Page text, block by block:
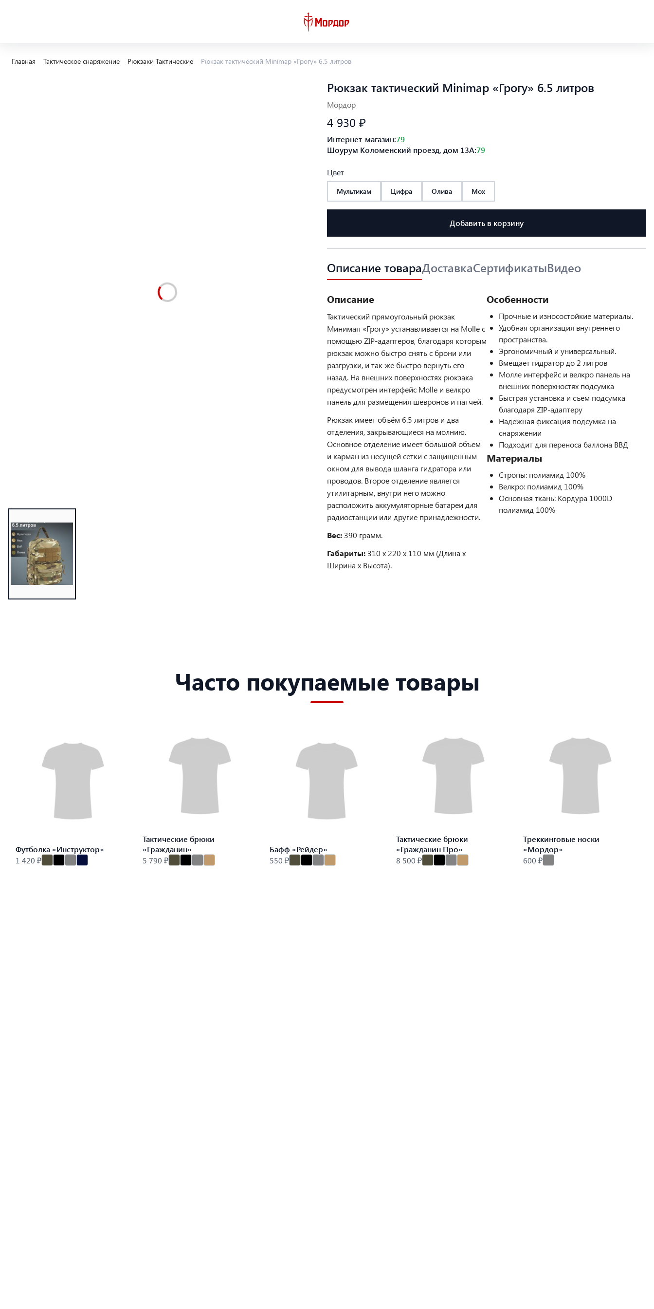
Главная Тактическое снаряжение Рюкзаки Тактические Рюкзак тактический Minimap «Грогу» 6.5 литров
Рюкзак тактический Minimap «Грогу» 6.5 литров
Мордор
4 930 ₽
Интернет-магазин:79
Шоурум Коломенский проезд, дом 13А:79
Цвет
Мультикам Цифра Олива Мох
Добавить в корзину
Описание товараДоставкаСертификатыВидео
Описание
Тактический прямоугольный рюкзак
Минимап «Грогу» устанавливается на Molle с
помощью ZIP-адаптеров, благодаря которым
рюкзак можно быстро снять с брони или
разгрузки, и так же быстро вернуть его
назад. На внешних поверхностях рюкзака
предусмотрен интерфейс Molle и велкро
панель для размещения шевронов и патчей.
Рюкзак имеет объём 6.5 литров и два
отделения, закрывающиеся на молнию.
Основное отделение имеет большой объем
и карман из несущей сетки с защищенным
окном для вывода шланга гидратора или
проводов. Второе отделение является
утилитарным, внутри него можно
расположить аккумуляторные батареи для
радиостанции или другие принадлежности.
Вес: 390 грамм.
Габариты: 310 х 220 х 110 мм (Длина х
Ширина х Высота).
Особенности
Прочные и износостойкие материалы.
Удобная организация внутреннего
пространства.
Эргономичный и универсальный.
Вмещает гидратор до 2 литров
Молле интерфейс и велкро панель на
внешних поверхностях подсумка
Быстрая установка и съем подсумка
благодаря ZIP-адаптеру
Надежная фиксация подсумка на
снаряжении
Подходит для переноса баллона ВВД
Материалы
Стропы: полиамид 100%
Велкро: полиамид 100%
Основная ткань: Кордура 1000D
полиамид 100%
Часто покупаемые товары
Футболка «Инструктор»
1 420 ₽
Тактические брюки
«Гражданин»
5 790 ₽
Бафф «Рейдер»
550 ₽
Тактические брюки
«Гражданин Про»
8 500 ₽
Треккинговые носки
«Мордор»
600 ₽